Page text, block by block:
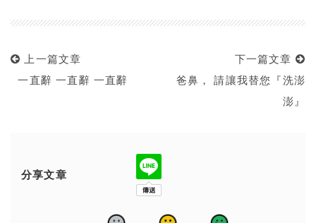
上一篇文章
一直辭 一直辭 一直辭
下一篇文章
爸鼻， 請讓我替您『洗澎
澎』
分享文章